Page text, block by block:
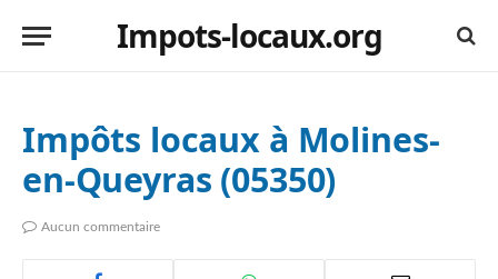
Impots-locaux.org
Impôts locaux à Molines-
en-Queyras (05350)
Aucun commentaire